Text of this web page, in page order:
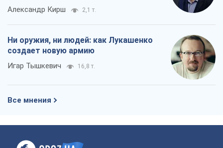
Александр Кирш 2,1 т.
Ни оружия, ни людей: как Лукашенко
создает новую армию
Игар Тышкевич 16,8 т.
Все мнения